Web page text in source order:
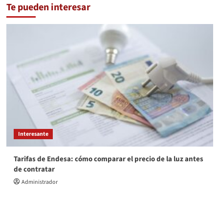
Te pueden interesar
Interesante
Tarifas de Endesa: cómo comparar el precio de la luz antes
de contratar
Administrador